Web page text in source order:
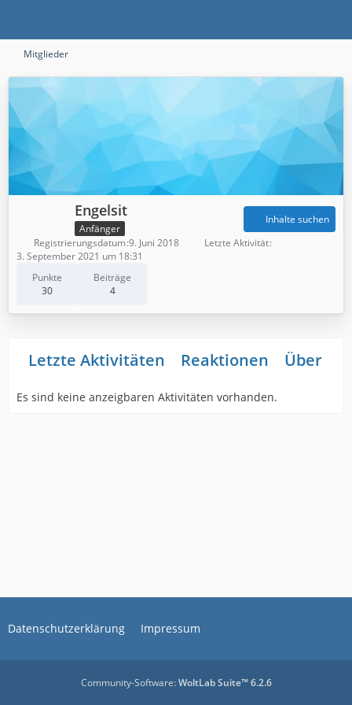
Mitglieder
Engelsit
Anfänger
Punkte
30
Beiträge
4
Inhalte suchen
Registrierungsdatum 9. Juni 2018
Letzte Aktivität
3. September 2021 um 18:31
Letzte Aktivitäten Reaktionen Über
Es sind keine anzeigbaren Aktivitäten vorhanden.
Datenschutzerklärung Impressum
Community-Software:WoltLab Suite™ 6.2.6